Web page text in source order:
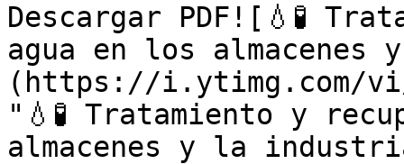
Descargar PDF![💧🧪
agua en los
(https://i.ytimg.com/vi/
"💧🧪 Tratamiento y
almacenes y la